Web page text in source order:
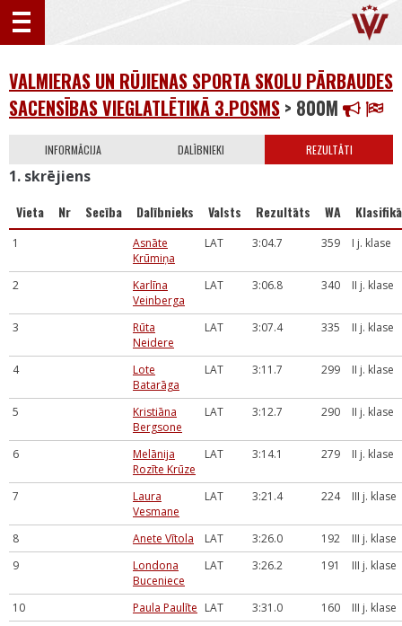
VALMIERAS UN RŪJIENAS SPORTA SKOLU PĀRBAUDES
SACENSĪBAS VIEGLATLĒTIKĀ 3.POSMS > 800M
INFORMĀCIJA DALĪBNIEKI REZULTĀTI
1. skrējiens
Vieta Nr Secība Dalībnieks Valsts Rezultāts WA
1
Asnāte
Krūmiņa
LAT 3:04.7 359 I j. klase
2
Karlīna
Veinberga
LAT 3:06.8 340 II j. klase
3
Rūta
Neidere
LAT 3:07.4 335 II j. klase
4
Lote
Batarāga
LAT 3:11.7 299 II j. klase
5
Kristiāna
Bergsone
LAT 3:12.7 290 II j. klase
6
Melānija
Rozīte Krūze
LAT 3:14.1 279 II j. klase
7
Laura
Vesmane
LAT 3:21.4 224 III j. klase
8 Anete Vītola LAT 3:26.0 192
III j. klase
9
Londona
Buceniece
LAT 3:26.2 191 III j. klase
10 Paula Paulīte LAT 3:31.0 160
III j. klase